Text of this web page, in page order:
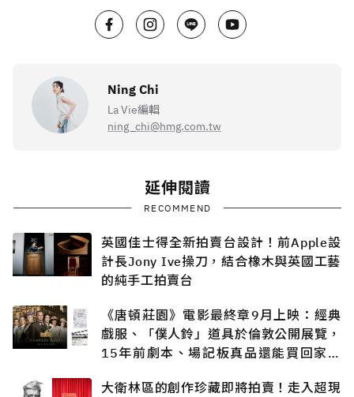
Ning Chi
La Vie編輯
ning_chi@hmg.com.tw
延伸閱讀
RECOMMEND
英國佳士得全新拍賣台設計！前Apple設
計長Jony Ive操刀，結合橡木與英國工藝
的純手工拍賣台
《唐頓莊園》電影最終章9月上映：經典
戲服、「僕人鈴」道具於倫敦公開展覽，
15年前劇本、場記板真品還能買回家收
大衛林區的創作珍藏即將拍賣！走入超現